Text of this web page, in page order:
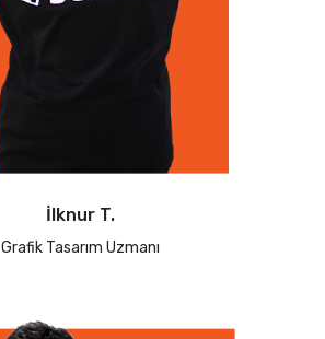
İlknur T.
Grafik Tasarım Uzmanı